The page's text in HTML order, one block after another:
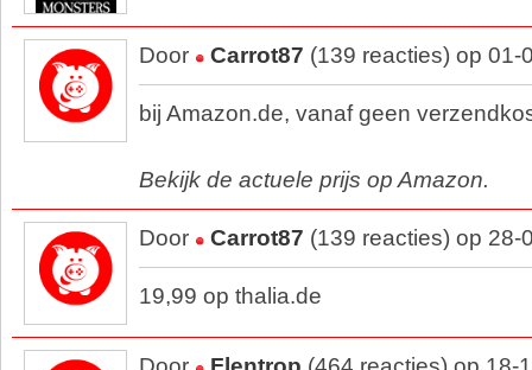
Door Carrot87 (139 reacties) op 01-
bij Amazon.de, vanaf geen
Bekijk de actuele prijs op Amazon.
Door Carrot87 (139 reacties) op 28-
19,99 op thalia.de